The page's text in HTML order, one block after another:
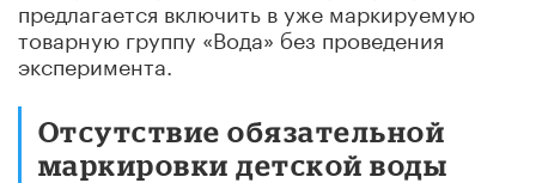
предлагается включить в уже маркируемую
товарную группу «Вода» без проведения
эксперимента.
Отсутствие обязательной
маркировки детской воды